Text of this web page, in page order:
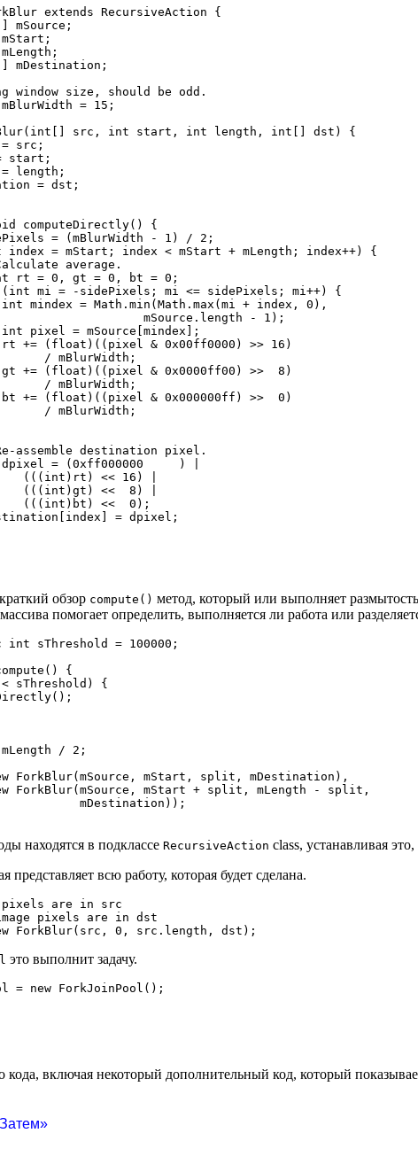
extends RecursiveAction {
mSource;
mDestination;
window size, should be odd.
= 15;
src, int start, int length, int[] dst) {
src;
start;
length;
= dst;
computeDirectly() {
= (mBlurWidth - 1) / 2;
index = mStart; index < mStart + mLength; index++) {
average.
rt = 0, gt = 0, bt = 0;
mi = -sidePixels; mi <= sidePixels; mi++) {
mindex = Math.min(Math.max(mi + index, 0),
mSource.length - 1);
pixel = mSource[mindex];
+= (float)((pixel & 0x00ff0000) >> 16)
/ mBlurWidth;
+= (float)((pixel & 0x0000ff00) >>  8)
/ mBlurWidth;
+= (float)((pixel & 0x000000ff) >>  0)
/ mBlurWidth;
assemble destination pixel.
= (0xff000000     ) |
(((int)rt) << 16) |
(((int)gt) <<  8) |
(((int)bt) <<  0);
= dpixel;
обзор compute() метод, который или выполняет
помогает определить, выполняется ли работа или
sThreshold = 100000;
{
sThreshold) {
/ 2;
ForkBlur(mSource, mStart, split, mDestination),
ForkBlur(mSource, mStart + split, mLength - split,
mDestination));
находятся в подклассе RecursiveAction class, устанавливая
представляет всю работу, которая будет сделана.
pixels are in src
pixels are in dst
это выполнит задачу.
кода, включая некоторый дополнительный код, который
Затем»